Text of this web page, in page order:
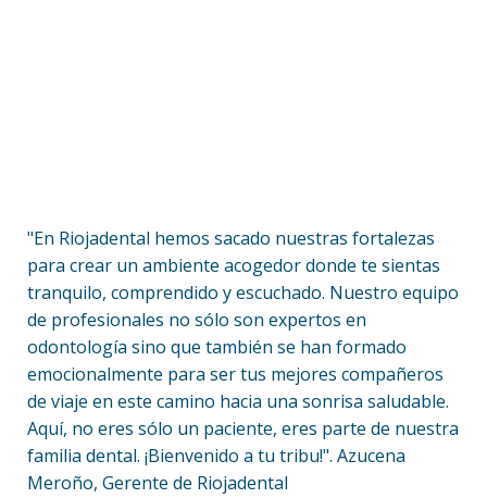
"En Riojadental hemos sacado nuestras fortalezas
para crear un ambiente acogedor donde te sientas
tranquilo, comprendido y escuchado. Nuestro equipo
de profesionales no sólo son expertos en
odontología sino que también se han formado
emocionalmente para ser tus mejores compañeros
de viaje en este camino hacia una sonrisa saludable.
Aquí, no eres sólo un paciente, eres parte de nuestra
familia dental. ¡Bienvenido a tu tribu!". Azucena
Meroño, Gerente de Riojadental